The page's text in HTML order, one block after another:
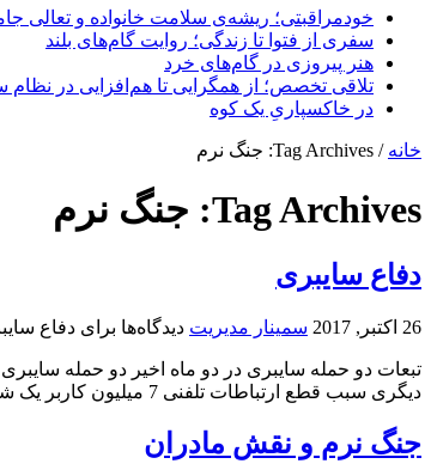
خودمراقبتی؛ ریشه‌ی سلامت خانواده و تعالی
سفری از فتوا تا زندگی؛ روایت گام‌های بلند
هنر پیروزی در گام‌های خرد
تلاقی تخصص؛ از همگرایی تا هم‌افزایی در نظام
در خاکسپاریِ یک کوه
خانه / Tag Archives: جنگ نرم
Tag Archives: جنگ نرم
دفاع سایبری
26 اکتبر, 2017 سمینار مدیریت دیدگاه‌ها برای دفاع
تبعات دو حمله سایبری در دو ماه اخیر دو حمله
دیگری سبب قطع ارتباطات تلفنی 7 میلیون کاربر یک شرکت تامین کننده ...
جنگ نرم و نقش مادران